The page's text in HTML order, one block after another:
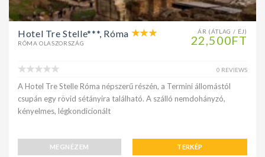
ÁR (ÁTLAG / ÉJ)
22,500FT
Hotel Tre Stelle***, Róma
RÓMA OLASZORSZÁG
0 REVIEWS
A Hotel Tre Stelle Róma népszerű részén, a Termini állomástól
csupán egy rövid sétányira található. A szálló nemdohányzó,
kényelmes, légkondicionált
MEGNÉZEM TERKÉP